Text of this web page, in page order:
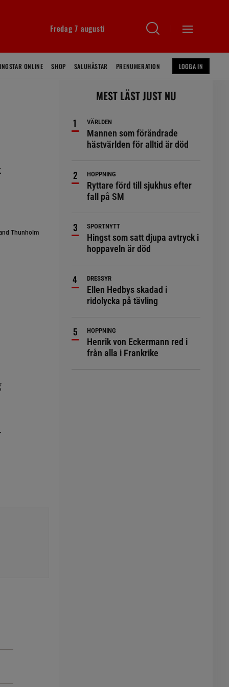
Fredag 7 augusti
ONLINE SHOP SALUHÄSTAR PRENUMERATION LOGGA IN
Thunholm
MEST LÄST JUST NU
VÄRLDEN
Mannen som förändrade
hästvärlden för alltid är död
HOPPNING
Ryttare förd till sjukhus efter
fall på SM
SPORTNYTT
Hingst som satt djupa avtryck i
hoppaveln är död
DRESSYR
Ellen Hedbys skadad i
ridolycka på tävling
HOPPNING
Henrik von Eckermann red i
från alla i Frankrike